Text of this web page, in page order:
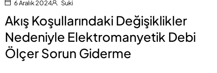
6 Aralık 2024 Suki
Akış Koşullarındaki Değişiklikler
Nedeniyle Elektromanyetik Debi
Ölçer Sorun Giderme